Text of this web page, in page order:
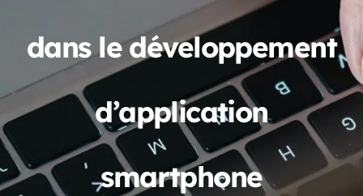
dans le développement
d’application
smartphone